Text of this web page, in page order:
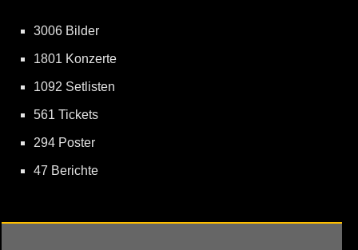
3006 Bilder
1801 Konzerte
1092 Setlisten
561 Tickets
294 Poster
47 Berichte